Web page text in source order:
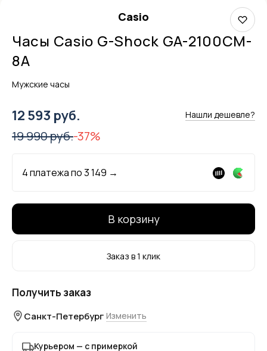
Casio
Часы Casio G-Shock GA-2100CM-
8A
Мужские часы
12 593 руб. Нашли дешевле?
19 990 руб.-37%
4 платежа по3 149 →
В корзину
Заказ в 1 клик
Получить заказ
Санкт-Петербург Изменить
Курьером — с примеркой